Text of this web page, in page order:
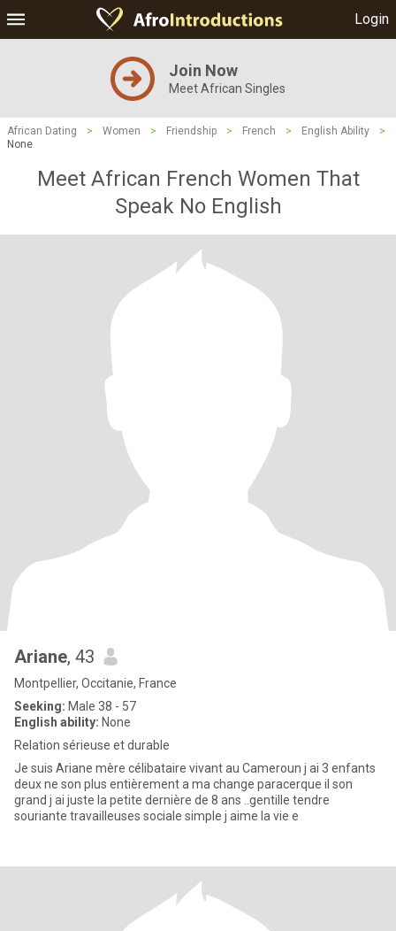
Login
Join Now
Meet African Singles
African Dating > Women > Friendship > French > English Ability
>
None
Meet African French Women That
Speak No English
Ariane, 43
Montpellier, Occitanie, France
Seeking: Male 38 - 57
English ability: None
Relation sérieuse et durable
Je suis Ariane mère célibataire vivant au Cameroun j ai 3 enfants
deux ne son plus entièrement a ma change paracerque il son
grand j ai juste la petite dernière de 8 ans ..gentille tendre
souriante travailleuses sociale simple j aime la vie e